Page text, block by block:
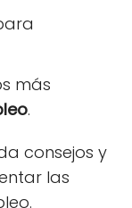
más
.
consejos y
las